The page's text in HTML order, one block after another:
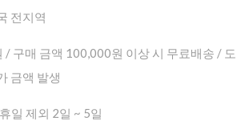
전지역
/ 구매 금액 100,000원 이상 시 무료배송 / 도
금액 발생
일 제외 2일 ~ 5일